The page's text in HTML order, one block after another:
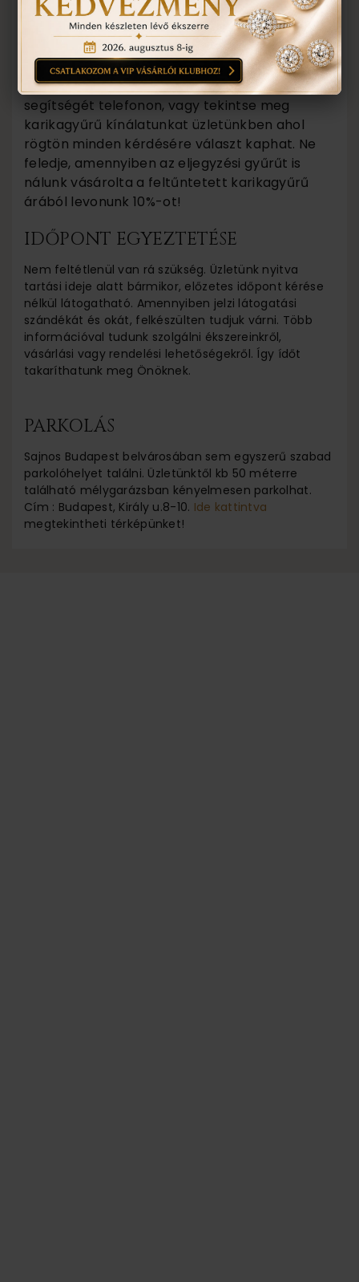
karikagyűrű fényes felülete helyett legyen
matt, vagy a női karikagyűrű legyen több
gyémánt kővel díszítve, kérjük érdeklődjenek.
Minden karikagyűrű modellünkön lehet
változtatni! Kérje karikagyűrű szakértőink
segítségét telefonon, vagy tekintse meg
karikagyűrű kínálatunkat üzletünkben ahol
rögtön minden kérdésére választ kaphat. Ne
feledje, amennyiben az eljegyzési gyűrűt is
nálunk vásárolta a feltűntetett karikagyűrű
árából levonunk 10%-ot!
IDŐPONT EGYEZTETÉSE
Nem feltétlenül van rá szükség. Üzletünk nyitva
tartási ideje alatt bármikor, előzetes időpont kérése
nélkül látogatható. Amennyiben jelzi látogatási
szándékát és okát, felkészülten tudjuk várni. Több
információval tudunk szolgálni ékszereinkről,
vásárlási vagy rendelési lehetőségekről. Így ídőt
takaríthatunk meg Önöknek.
PARKOLÁS
Sajnos Budapest belvárosában sem egyszerű szabad
parkolóhelyet találni. Üzletünktől kb 50 méterre
található mélygarázsban kényelmesen parkolhat.
Cím : Budapest, Király u.8-10. Ide kattintva
megtekintheti térképünket!